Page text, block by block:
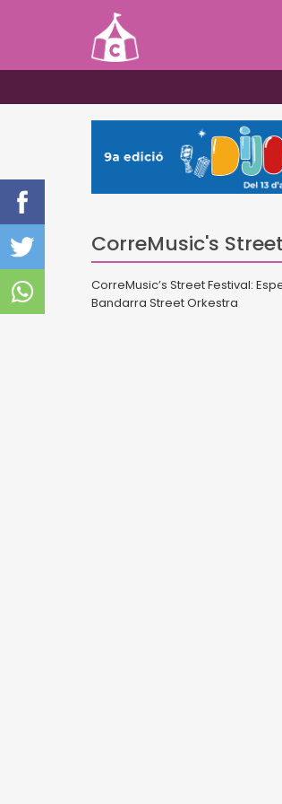
CorreMusic's
CorreMusic’s Street Festival:
Bandarra Street Orkestra